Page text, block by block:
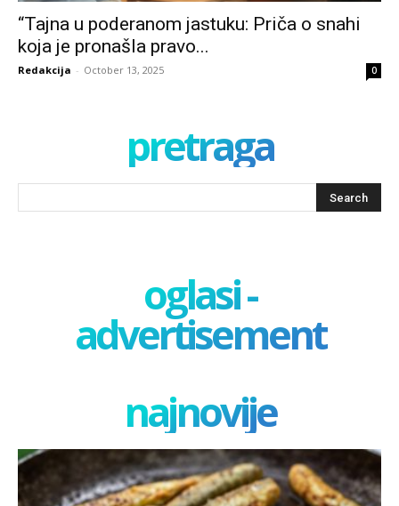
“Tajna u poderanom jastuku: Priča o snahi
koja je pronašla pravo...
Redakcija - October 13, 2025 0
pretraga
oglasi -
advertisement
najnovije